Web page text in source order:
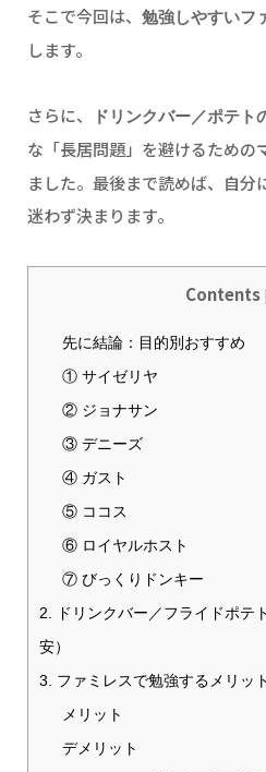
そこで今回は、
勉強しやすいフ
します。
さらに、 ドリンクバー／ポテト
な「長居問題」を避けるための
ました。最後まで読めば、自分
迷わず決まります。
Contents
先に結論：目的別おすすめ
① サイゼリヤ
② ジョナサン
③ デニーズ
④ ガスト
⑤ ココス
⑥ ロイヤルホスト
⑦ びっくりドンキー
2. ドリンクバー／フライドポテ
安）
3. ファミレスで勉強するメリッ
メリット
デメリット